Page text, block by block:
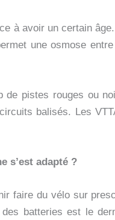
à avoir un certain
une osmose
de pistes rouges ou
balisés. Les
s’est adapté ?
faire du vélo sur
batteries est le